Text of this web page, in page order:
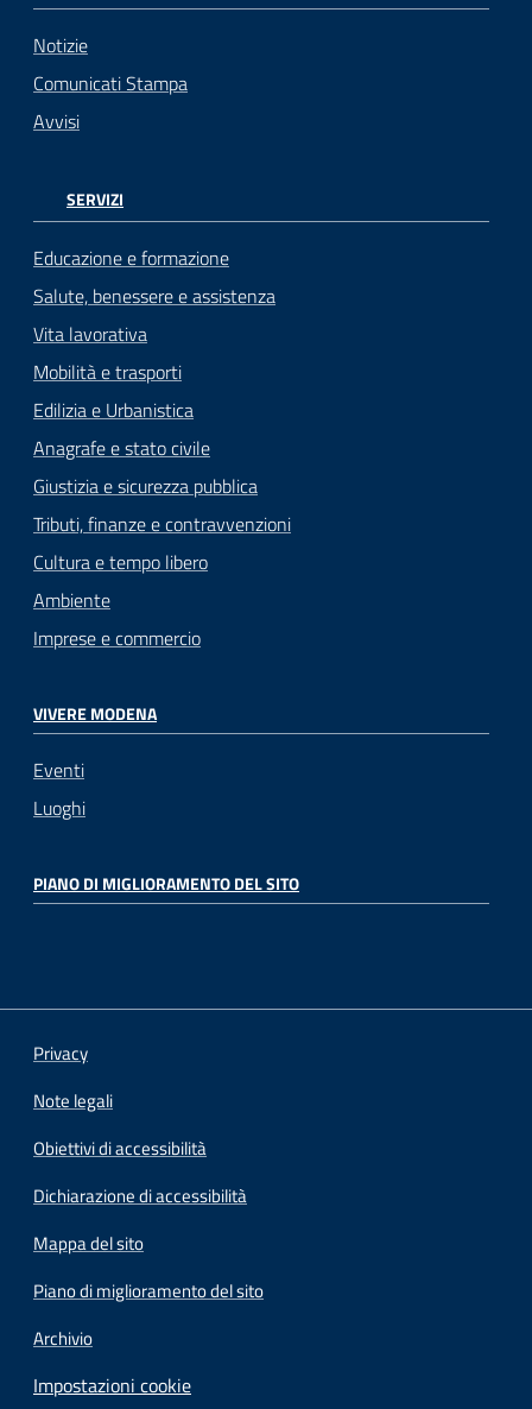
Notizie
Comunicati Stampa
Avvisi
SERVIZI
Educazione e formazione
Salute, benessere e assistenza
Vita lavorativa
Mobilità e trasporti
Edilizia e Urbanistica
Anagrafe e stato civile
Giustizia e sicurezza pubblica
Tributi, finanze e contravvenzioni
Cultura e tempo libero
Ambiente
Imprese e commercio
VIVERE MODENA
Eventi
Luoghi
PIANO DI MIGLIORAMENTO DEL SITO
Privacy
Note legali
Obiettivi di accessibilità
Dichiarazione di accessibilità
Mappa del sito
Piano di miglioramento del sito
Archivio
Impostazioni cookie